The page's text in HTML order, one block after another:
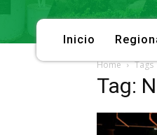
Inicio
Home Tags
Tag: